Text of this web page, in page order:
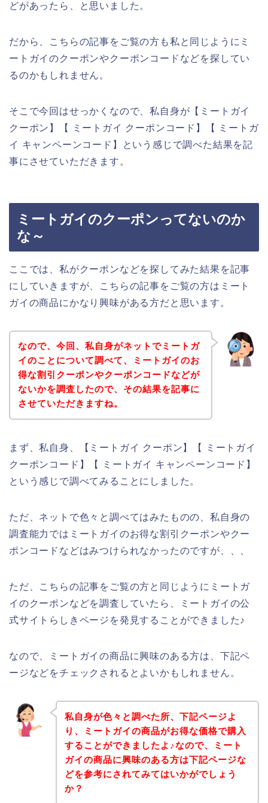
どがあったら、と思いました。
だから、こちらの記事をご覧の方も私と同じようにミ
ートガイのクーポンやクーポンコードなどを探してい
るのかもしれません。
そこで今回はせっかくなので、私自身が【ミートガイ
クーポン】【 ミートガイ クーポンコード】【 ミートガ
イ キャンペーンコード】という感じで調べた結果を記
事にさせていただきます。
ミートガイのクーポンってないのか
な～
ここでは、私がクーポンなどを探してみた結果を記事
にしていきますが、こちらの記事をご覧の方はミート
ガイの商品にかなり興味がある方だと思います。
なので、今回、私自身がネットでミートガ
イのことについて調べて、ミートガイのお
得な割引クーポンやクーポンコードなどが
ないかを調査したので、その結果を記事に
させていただきますね。
まず、私自身、【ミートガイ クーポン】【 ミートガイ
クーポンコード】【 ミートガイ キャンペーンコード】
という感じで調べてみることにしました。
ただ、ネットで色々と調べてはみたものの、私自身の
調査能力ではミートガイのお得な割引クーポンやクー
ポンコードなどはみつけられなかったのですが、、、
ただ、こちらの記事をご覧の方と同じようにミートガ
イのクーポンなどを調査していたら、ミートガイの公
式サイトらしきページを発見することができました♪
なので、ミートガイの商品に興味のある方は、下記ペ
ージなどをチェックされるとよいかもしれません。
私自身が色々と調べた所、下記ページよ
り、ミートガイの商品がお得な価格で購入
することができましたよ♪なので、ミート
ガイの商品に興味のある方は下記ページな
どを参考にされてみてはいかがでしょう
か？